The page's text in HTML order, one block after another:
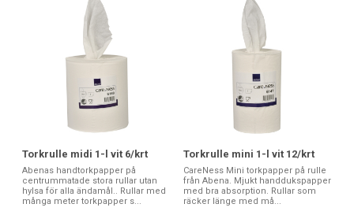
Torkrulle midi 1-l vit 6/krt
Abenas handtorkpapper på
centrummatade stora rullar utan
hylsa för alla ändamål.. Rullar med
många meter torkpapper s...
Torkrulle mini 1-l vit 12/krt
CareNess Mini torkpapper på rulle
från Abena. Mjukt handdukspapper
med bra absorption. Rullar som
räcker länge med må...